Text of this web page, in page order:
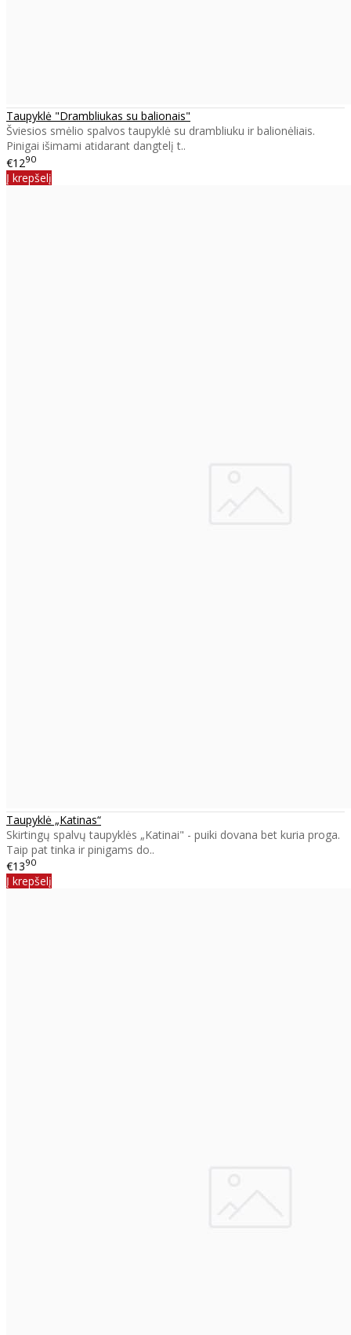
Taupyklė "Drambliukas su balionais"
Šviesios smėlio spalvos taupyklė su drambliuku ir balionėliais.
Pinigai išimami atidarant dangtelį t..
€1290
Į krepšelį
Taupyklė „Katinas“
Skirtingų spalvų taupyklės „Katinai" - puiki dovana bet kuria proga.
Taip pat tinka ir pinigams do..
€1390
Į krepšelį